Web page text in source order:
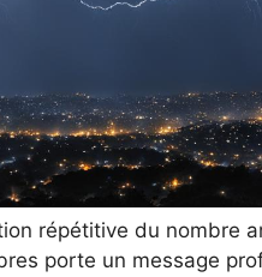
répétitive du nombre
porte un message